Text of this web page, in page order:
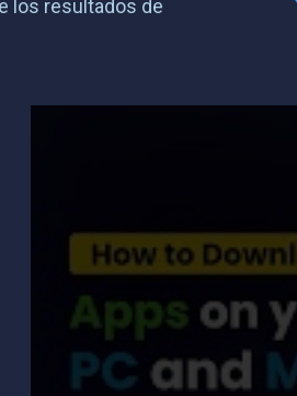
los resultados de